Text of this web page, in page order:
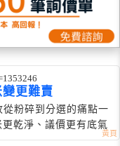
更難賣
粉碎到分選的痛點一
乾淨、議價更有底氣